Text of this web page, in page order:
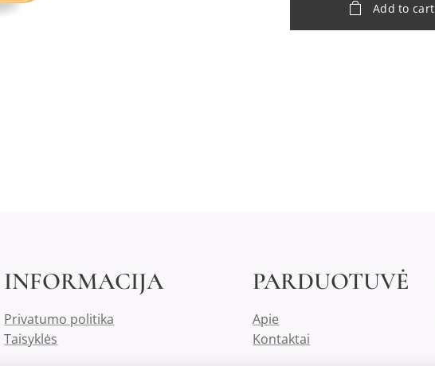
Add to cart
INFORMACIJA
Privatumo politika
Taisyklės
PARDUOTUVĖ
Apie
Kontaktai